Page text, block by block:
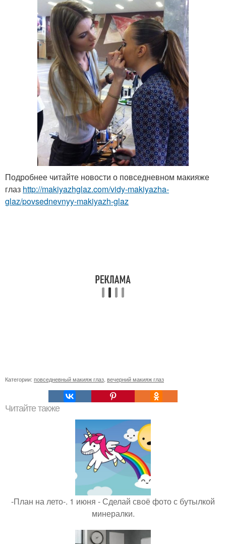
Подробнее читайте новости о повседневном макияже
глаз http://makiyazhglaz.com/vidy-makiyazha-
glaz/povsednevnyy-makiyazh-glaz
Категории: повседневный макияж глаз вечерний макияж глаз
Читайте также
-План на лето-. 1 июня - Сделай своё фото с бутылкой
минералки.